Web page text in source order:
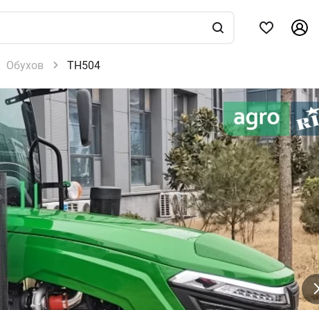
Обухов TH504